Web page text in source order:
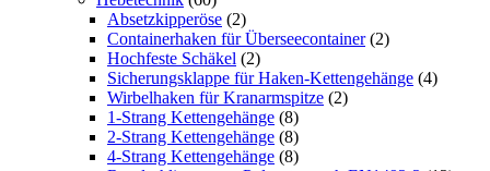
Absetzkipperöse (2)
Containerhaken für Überseecontainer (2)
Hochfeste Schäkel (2)
Sicherungsklappe für Haken-Kettengehänge (4)
Wirbelhaken für Kranarmspitze (2)
1-Strang Kettengehänge (8)
2-Strang Kettengehänge (8)
4-Strang Kettengehänge (8)